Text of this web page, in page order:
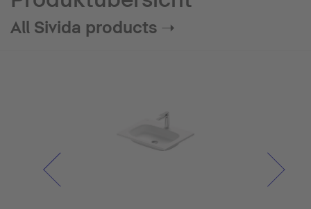
All Sivida products ➝